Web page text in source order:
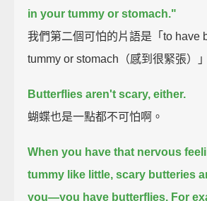
in your tummy or stomach."
我們第二個可怕的片語是「to have
tummy or stomach（感到很緊張）
Butterflies aren't scary, either.
蝴蝶也是一點都不可怕啊。
When you have that nervous
tummy like little, scary butteries
you—you have butterflies. For